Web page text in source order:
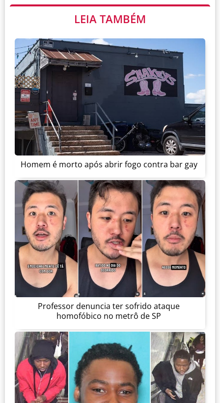
LEIA TAMBÉM
Homem é morto após abrir fogo contra bar gay
Professor denuncia ter sofrido ataque
homofóbico no metrô de SP